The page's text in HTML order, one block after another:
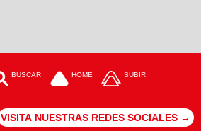
BUSCAR HOME SUBIR
VISITA NUESTRAS REDES SOCIALES →